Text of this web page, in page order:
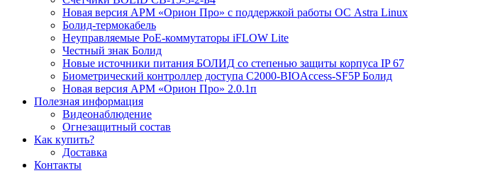
Новая версия АРМ «Орион Про» с поддержкой работы ОС Astra Linux
Болид-термокабель
Неуправляемые PoE-коммутаторы iFLOW Lite
Честный знак Болид
Новые источники питания БОЛИД со степенью защиты корпуса IP 67
Биометрический контроллер доступа С2000-BIOAccess-SF5P Болид
Новая версия АРМ «Орион Про» 2.0.1п
Полезная информация
Видеонаблюдение
Огнезащитный состав
Как купить?
Доставка
Контакты